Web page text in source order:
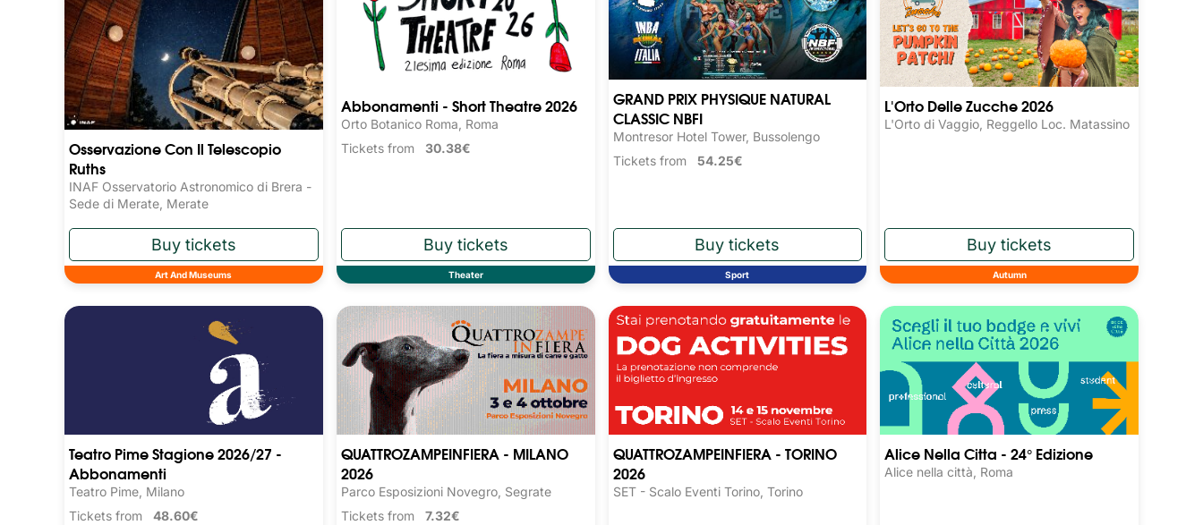
Osservazione Con Il Telescopio
Ruths
INAF Osservatorio Astronomico di Brera -
Sede di Merate, Merate
Art And Museums
Abbonamenti - Short Theatre 2026
Orto Botanico Roma, Roma
Tickets from 30.38€
Theater
GRAND PRIX PHYSIQUE NATURAL
CLASSIC NBFI
Montresor Hotel Tower, Bussolengo
Tickets from 54.25€
Sport
L'Orto Delle Zucche 2026
L'Orto di Vaggio, Reggello Loc. Matassino
Autumn
Teatro Pime Stagione 2026/27 -
Abbonamenti
Teatro Pime, Milano
Tickets from 48.60€
QUATTROZAMPEINFIERA - MILANO
2026
Parco Esposizioni Novegro, Segrate
Tickets from 7.32€
QUATTROZAMPEINFIERA - TORINO
2026
SET - Scalo Eventi Torino, Torino
Alice Nella Citta - 24° Edizione
Alice nella città, Roma